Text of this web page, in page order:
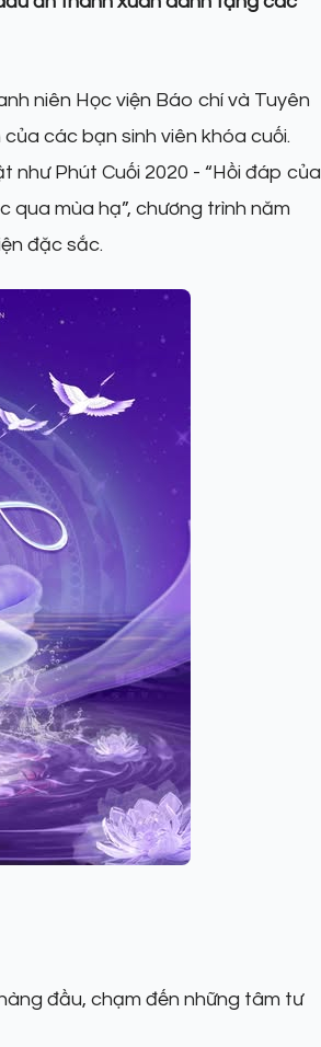
niên Học viện Báo chí và Tuyên
các bạn sinh viên khóa cuối.
như Phút Cuối 2020 - “Hồi đáp của
qua mùa hạ”, chương trình năm
đặc sắc.
đầu, chạm đến những tâm tư